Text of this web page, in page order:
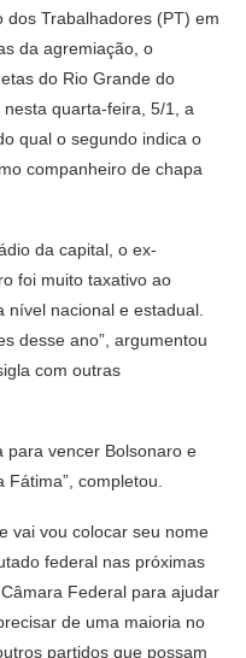
dos Trabalhadores (PT) em
da agremiação, o
do Rio Grande do
quarta-feira, 5/1, a
qual o segundo indica o
companheiro de chapa
da capital, o ex-
foi muito taxativo ao
nível nacional e estadual.
desse ano”, argumentou
com outras
para vencer Bolsonaro e
completou.
vai vou colocar seu nome
federal nas próximas
Federal para ajudar
de uma maioria no
partidos que possam